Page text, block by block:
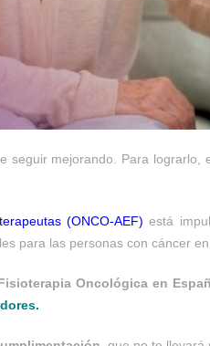
mejorando. Para
(ONCO-AEF) está
para las personas con cáncer
Oncológica en